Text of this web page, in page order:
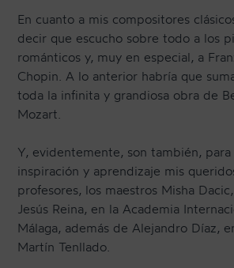
En cuanto a mis compositores
decir que escucho sobre todo a los
románticos y, muy en especial, a
Chopin. A lo anterior habría que
toda la infinita y grandiosa obra de
Mozart.
Y, evidentemente, son también,
inspiración y aprendizaje mis
profesores, los maestros Misha
Jesús Reina, en la Academia
Málaga, además de Alejandro Díaz,
Martín Tenllado.